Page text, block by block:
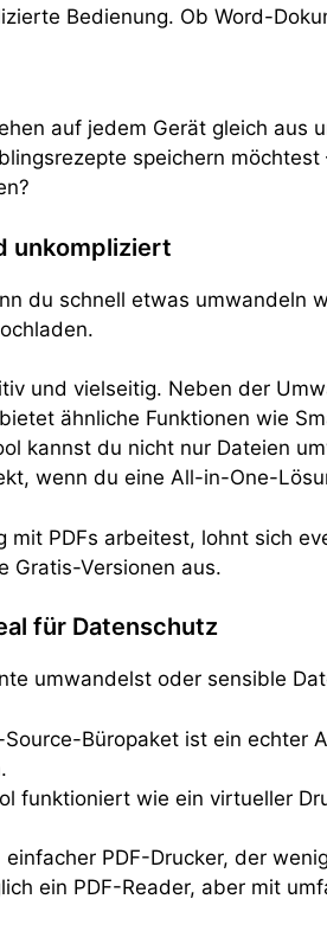
Bedienung. Ob Word-
auf jedem Gerät gleich
speichern
unkompliziert
du schnell etwas umwandeln
und vielseitig. Neben der
ähnliche Funktionen wie
kannst du nicht nur Dateien
wenn du eine All-in-One-
mit PDFs arbeitest, lohnt sich
Gratis-Versionen aus.
für Datenschutz
umwandelst oder sensible
Source-Büropaket ist ein echter
funktioniert wie ein virtueller
einfacher PDF-Drucker, der
ein PDF-Reader, aber mit